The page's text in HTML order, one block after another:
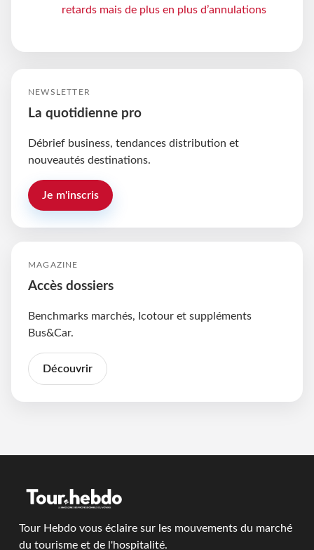
retards mais de plus en plus d’annulations
NEWSLETTER
La quotidienne pro
Débrief business, tendances distribution et
nouveautés destinations.
Je m'inscris
MAGAZINE
Accès dossiers
Benchmarks marchés, Icotour et suppléments
Bus&Car.
Découvrir
Tour Hebdo vous éclaire sur les mouvements du marché
du tourisme et de l'hospitalité.